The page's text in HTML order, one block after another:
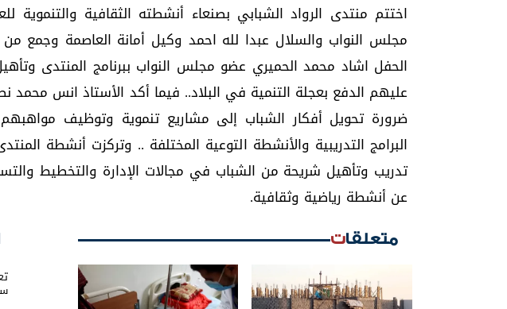
اختتم منتدى الرواد الشبابي بصنعاء أنشطته الثقافية والتنموية
مجلس النواب والسلال عبدا لله احمد وكيل أمانة العاصمة وجمع
الحفل اشاد محمد الحميري عضو مجلس النواب ببرنامج المنتدى
عليهم الدفع بعجلة التنمية في البلاد.. فيما أكد الأستاذ انس
ضرورة تحويل أفكار الشباب إلى مشاريع تنموية وتوظيف
البرامج التدريبية والأنشطة التوعية المختلفة .. وتركزت أنشطة
تدريب وتأهيل شريحة من الشباب في مجالات الإدارة والتخطيط
عن أنشطة رياضية وثقافية.
متعلقات